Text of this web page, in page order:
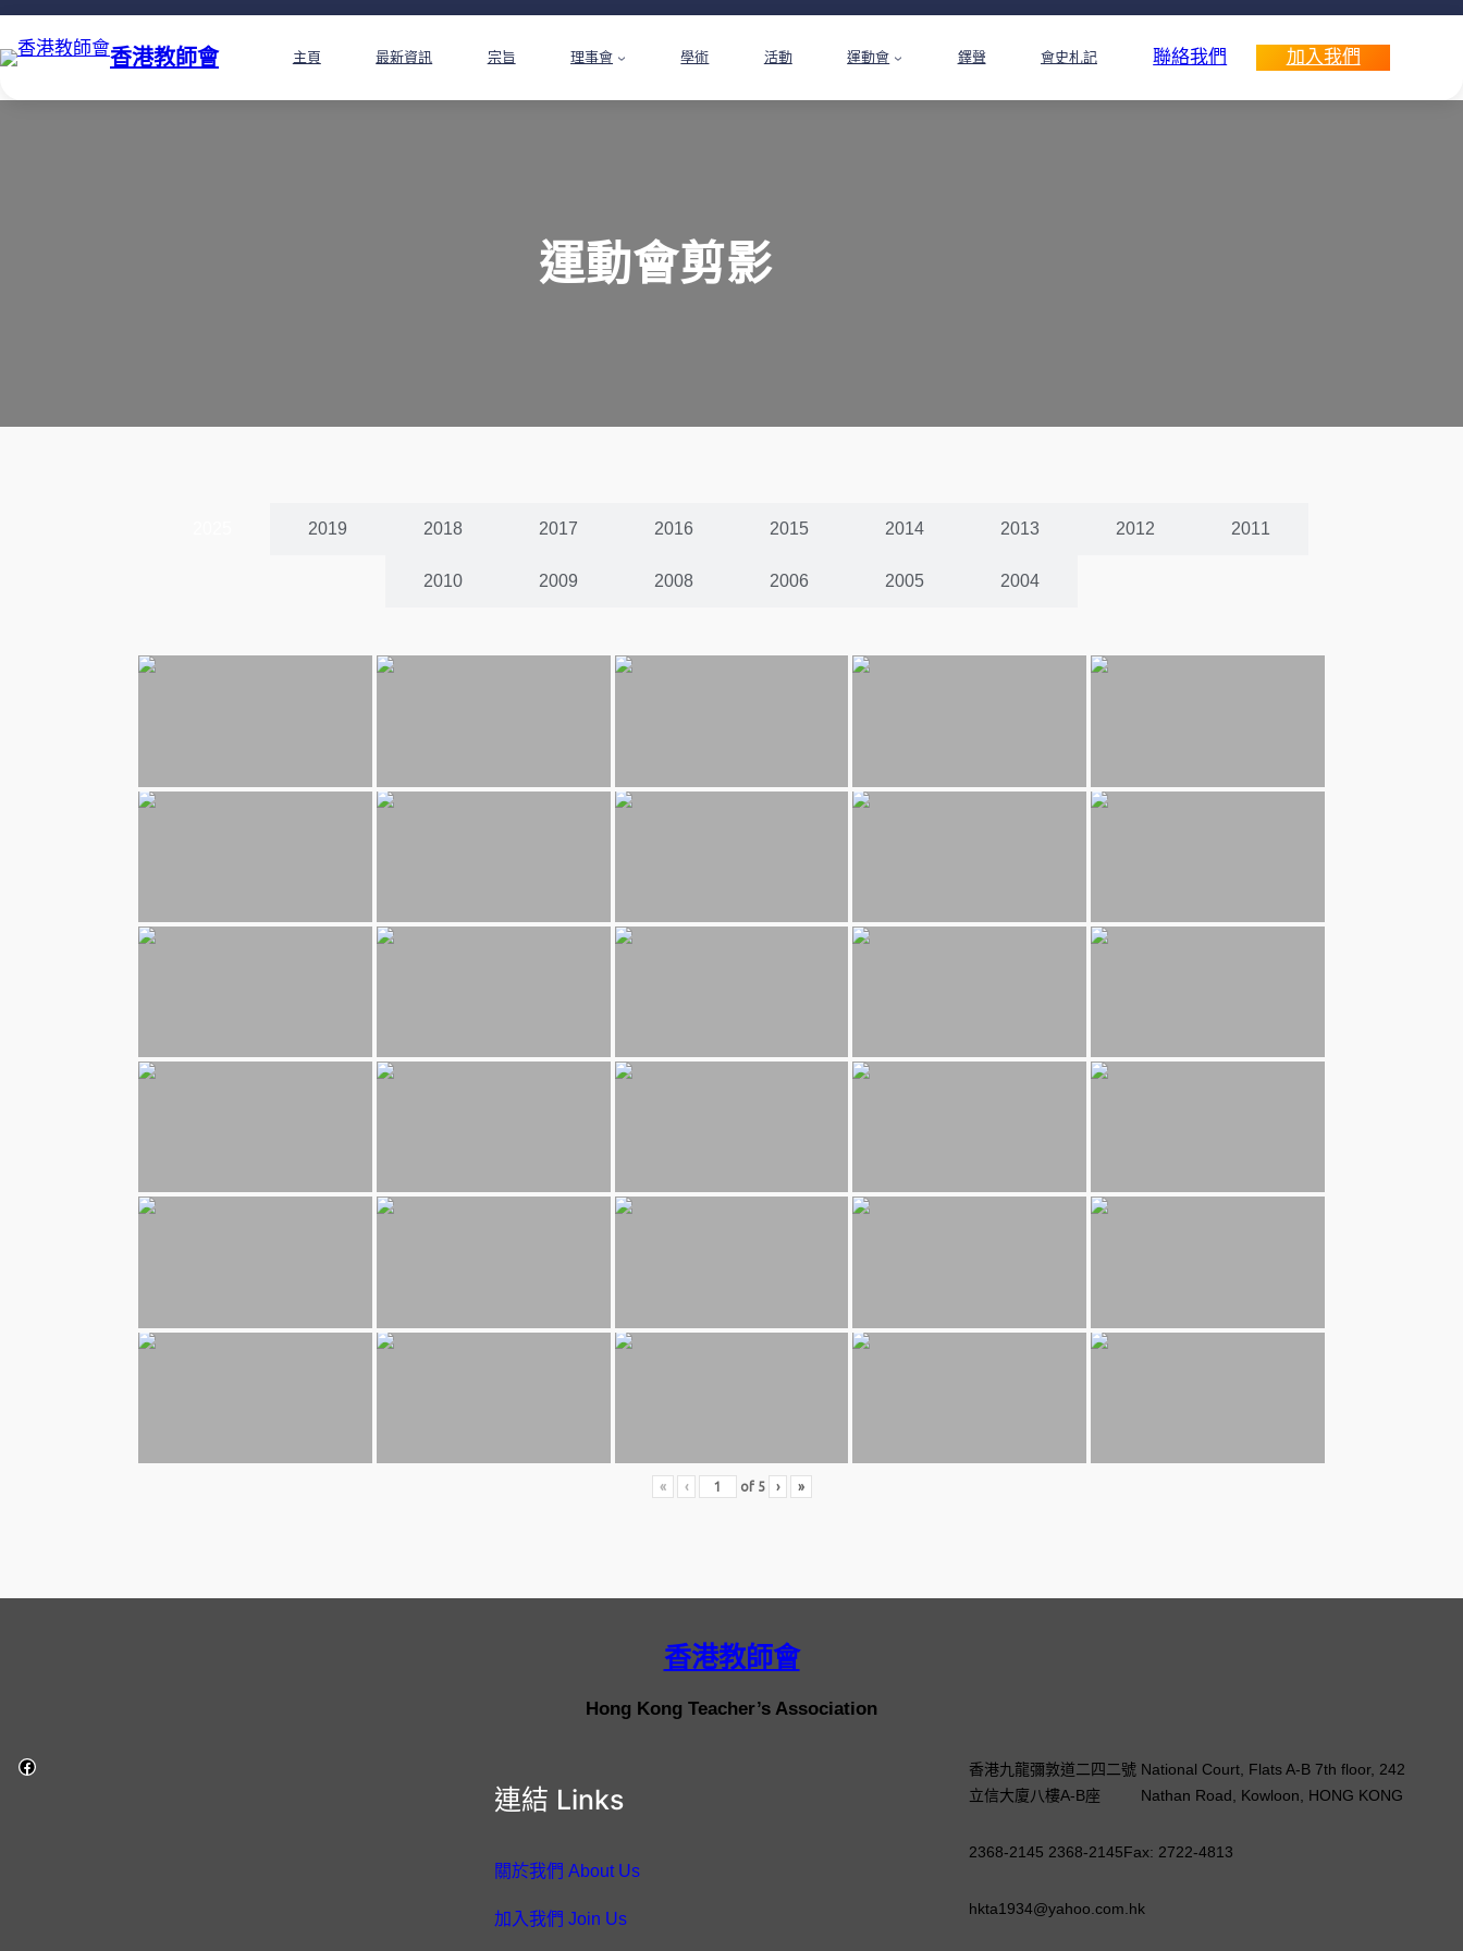
香港教師會 主頁 最新資訊 宗旨 理事會 學術 活動 運動會 鐸聲 會史札記 聯絡我們 加入我們
運動會剪影
2019 2018 2017 2016 2015 2014 2013 2012 2011
2010 2009 2008 2006 2005 2004
« ‹ of 5 › »
香港教師會
Hong Kong Teacher’s Association
連結 Links
關於我們 About Us
加入我們 Join Us
香港九龍彌敦道二四二號
立信大廈八樓A-B座
National Court, Flats A-B 7th floor, 242
Nathan Road, Kowloon, HONG KONG
2368-2145 2368-2145Fax: 2722-4813
hkta1934@yahoo.com.hk